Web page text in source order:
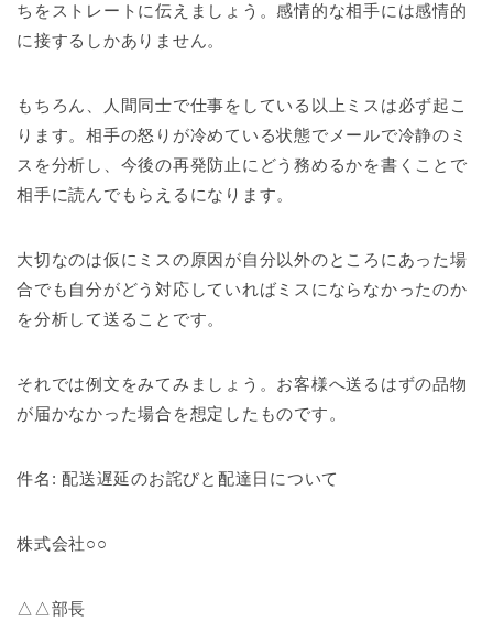
ちをストレートに伝えましょう。感情的な相手には感情的
に接するしかありません。
もちろん、人間同士で仕事をしている以上ミスは必ず起こ
ります。相手の怒りが冷めている状態でメールで冷静のミ
スを分析し、今後の再発防止にどう務めるかを書くことで
相手に読んでもらえるになります。
大切なのは仮にミスの原因が自分以外のところにあった場
合でも自分がどう対応していればミスにならなかったのか
を分析して送ることです。
それでは例文をみてみましょう。お客様へ送るはずの品物
が届かなかった場合を想定したものです。
件名: 配送遅延のお詫びと配達日について
株式会社○○
△△部長